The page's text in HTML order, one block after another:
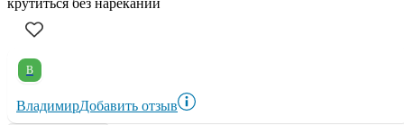
В
ВладимирДобавить отзыв